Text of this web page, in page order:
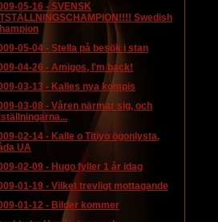
05-16 - SVENSK
Swedish
05-04 - Stella på besök i stan
04-26 - Amigos, I'm back!
03-13 - Kalles nya kompis
03-08 - Våren närmar sig, och
02-14 - Kalle o Titiyo ögonlysta,
UA
02-09 - Hugo fyller 1 år idag
01-19 - Vilket trevligt mottagande
01-12 - Bilder kommer